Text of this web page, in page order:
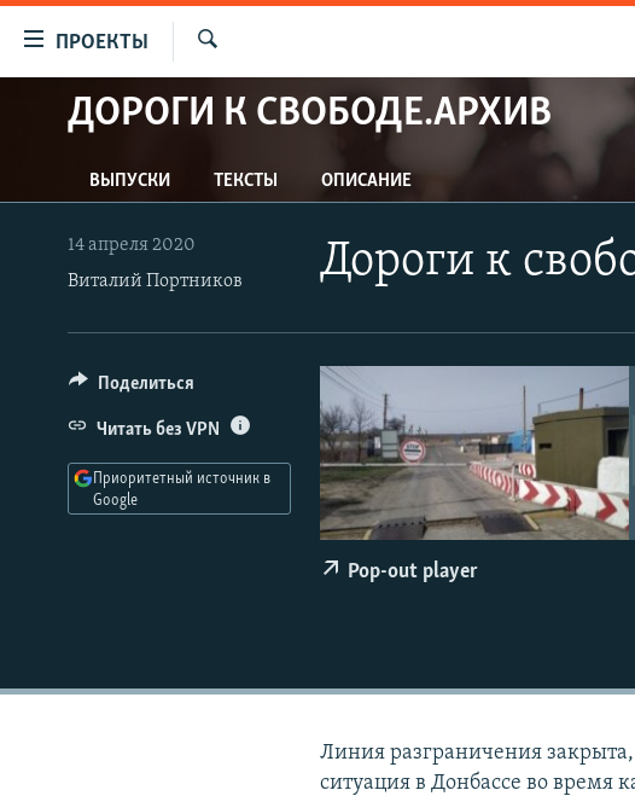
упрощенного
доступа
Вернуться
к
основному
содержанию
навигации
Вернутся
ПРОЕКТЫ
ПРОГРАММЫ
АВТОРСКИЕ ПРОЕКТЫ
ЦИТАТЫ СВОБОДЫ
МНЕНИЯ
КУЛЬТУРА
IDEL.РЕАЛИИ
КАВКАЗ.РЕАЛИИ
СЕВЕР.РЕАЛИИ
СИБИРЬ.РЕАЛИИ
ДОРОГИ К СВОБОДЕ.АРХИВ
ВЫПУСКИ ТЕКСТЫ ОПИСАНИЕ
Дороги к
14 апреля 2020
Виталий Портников
Pop-out player
Поделиться
Читать без VPN
Приоритетный источник в
Google
Линия разграничения
ситуация в Донбассе во время